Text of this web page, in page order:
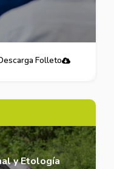
Folleto
y Etología